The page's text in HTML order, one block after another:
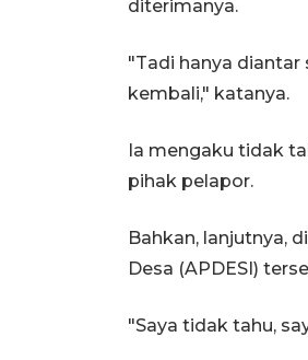
diterimanya.
"Tadi hanya diantar
kembali," katanya.
Ia mengaku tidak
pihak pelapor.
Bahkan, lanjutnya,
Desa (APDESI)
"Saya tidak tahu,